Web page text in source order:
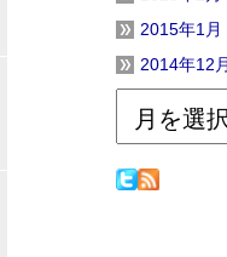
2015年1月
2014年12月